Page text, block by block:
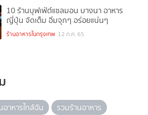
10 ร้านบุฟเฟ่ต์แซลมอน บางนา อาหาร
ญี่ปุ่น จัดเต็ม อิ่มจุกๆ อร่อยแน่นๆ
ร้านอาหารในกรุงเทพ 12 ก.ค. 65
อาหารใกล้ฉัน
รวมร้านอาหาร